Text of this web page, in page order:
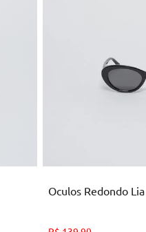
Oculos Redondo